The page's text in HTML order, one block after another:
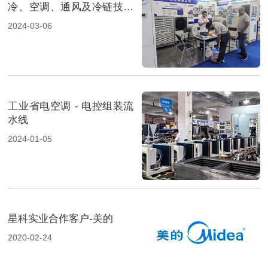
冷、空调、通风及冷链技术
展览会-2
2024-03-06
工业省电空调 - 电控组装流
水线
2024-01-05
星科实业合作客户-美的
2020-02-24